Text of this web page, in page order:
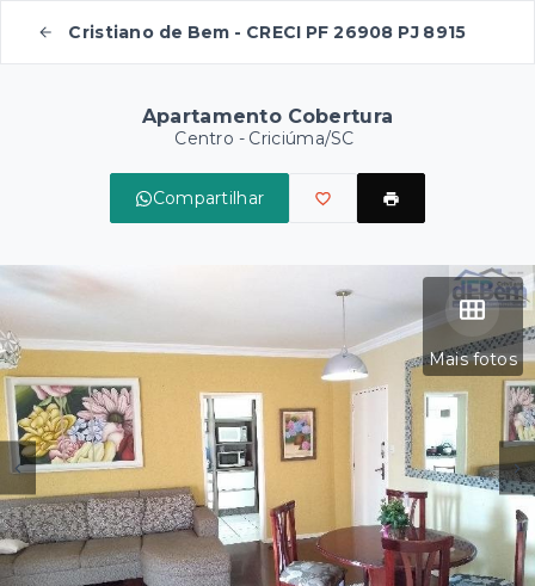
Cristiano de Bem - CRECI PF 26908 PJ 8915
Apartamento Cobertura
Centro - Criciúma/SC
Compartilhar
Mais fotos